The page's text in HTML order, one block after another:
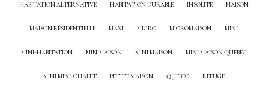
HABITATION ALTERNATIVE HABITATION DURABLE INSOLITE MAISON
MAISON RÉSIDENTIELLE MAXI MICRO MICROMAISON MINI
MINI-HABITATION MINIMAISON MINI MAISON MINI MAISON QUEBEC
MINI MINI-CHALET PETITE MAISON QUEBEC REFUGE